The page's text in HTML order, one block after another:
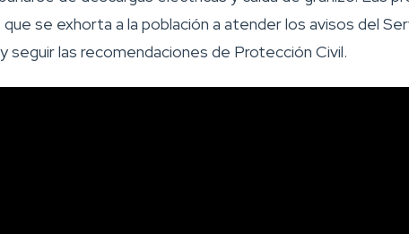
se exhorta a la población a atender los avisos del
seguir las recomendaciones de Protección Civil.